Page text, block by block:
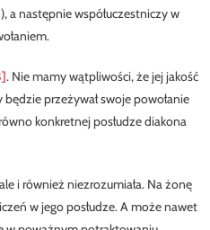
a następnie współuczestniczy w
. Nie mamy wątpliwości, że jej jakość
przeżywał swoje powołanie
konkretnej posłudze diakona
i również niezrozumiała. Na żonę
w jego posłudze. A może nawet